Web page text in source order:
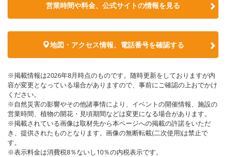
営業時間や料金、公式サイトの情報を見る
地図・アクセス情報、電話番号を確認する
※掲載情報は2026年8月時点のものです。随時更新をしておりますが内
容が変更となっている場合がありますので、事前にご確認の上おでかけ
ください。
※自然災害の影響やその他諸事情により、イベントの開催情報、施設の
営業時間、植物の開花・見頃期間などは変更になる場合があります。
※掲載されている画像は取材先から本ページへの掲載の許諾をいただ
き、提供されたものとなります。画像の無断転載(二次使用)は禁止で
す。
※表示料金は消費税8％ないし10％の内税表示です。